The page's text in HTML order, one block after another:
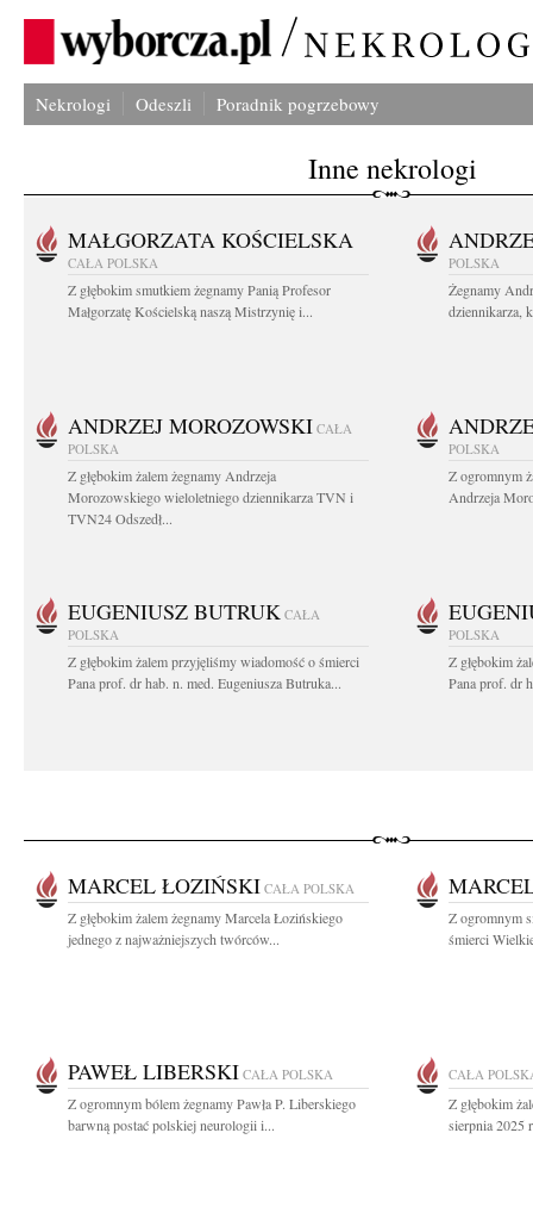
Nekrologi Odeszli Poradnik pogrzebowy
Inne nekrologi
MAŁGORZATA KOŚCIELSKA
CAŁA POLSKA
Z głębokim smutkiem żegnamy Panią Profesor
Małgorzatę Kościelską naszą Mistrzynię i...
POLSKA
Żegnamy
dziennikarza,
ANDRZEJ MOROZOWSKI CAŁA
POLSKA
Z głębokim żalem żegnamy Andrzeja
Morozowskiego wieloletniego dziennikarza TVN i
TVN24 Odszedł...
POLSKA
Z ogromnym
Andrzeja
EUGENIUSZ BUTRUK CAŁA
POLSKA
Z głębokim żalem przyjęliśmy wiadomość o śmierci
Pana prof. dr hab. n. med. Eugeniusza Butruka...
POLSKA
Z głębokim
Pana prof. dr
MARCEL ŁOZIŃSKI CAŁA POLSKA
Z głębokim żalem żegnamy Marcela Łozińskiego
jednego z najważniejszych twórców...
Z ogromnym
śmierci
PAWEŁ LIBERSKI CAŁA POLSKA
Z ogromnym bólem żegnamy Pawła P. Liberskiego
barwną postać polskiej neurologii i...
CAŁA
Z głębokim
sierpnia 2025